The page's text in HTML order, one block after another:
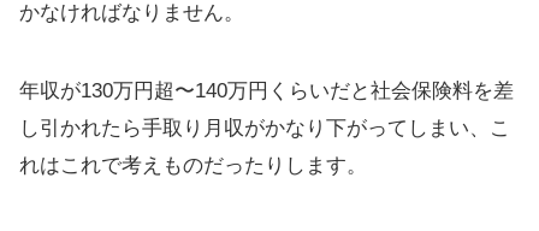
かなければなりません。
年収が130万円超〜140万円くらいだと社会保険料を差
し引かれたら手取り月収がかなり下がってしまい、こ
れはこれで考えものだったりします。